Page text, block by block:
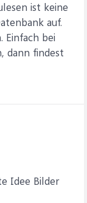
ist keine
auf.
Einfach bei
dann findest
Idee Bilder